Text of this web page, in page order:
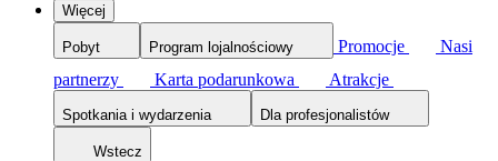
Więcej
Pobyt Program lojalnościowy Promocje
Nasi
partnerzy
Karta podarunkowa Atrakcje
Spotkania i wydarzenia Dla profesjonalistów
Wstecz